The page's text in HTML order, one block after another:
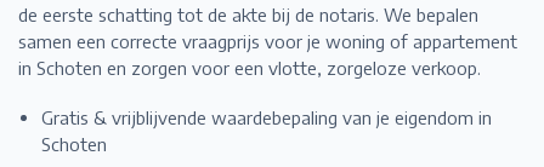
de eerste schatting tot de akte bij de notaris. We bepalen
samen een correcte vraagprijs voor je woning of appartement
in Schoten en zorgen voor een vlotte, zorgeloze verkoop.
Gratis & vrijblijvende waardebepaling van je eigendom in
Schoten